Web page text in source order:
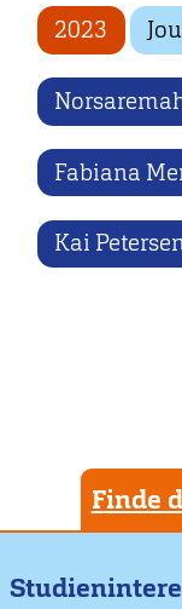
2023
Fabiana
Kai
Finde